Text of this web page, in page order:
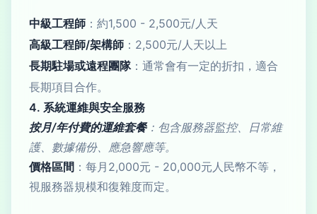
中級工程師 ：約1,500 - 2,500元/人天
高級工程師/架構師 ：2,500元/人天以上
長期駐場或遠程團隊：通常會有一定的折扣，適合
長期項目合作。
4. 系統運維與安全服務
按月/年付費的運維套餐：包含服務器監控、日常維
護、數據備份、應急響應等。
價格區間 ：每月2,000元 - 20,000元人民幣不等，
視服務器規模和復雜度而定。